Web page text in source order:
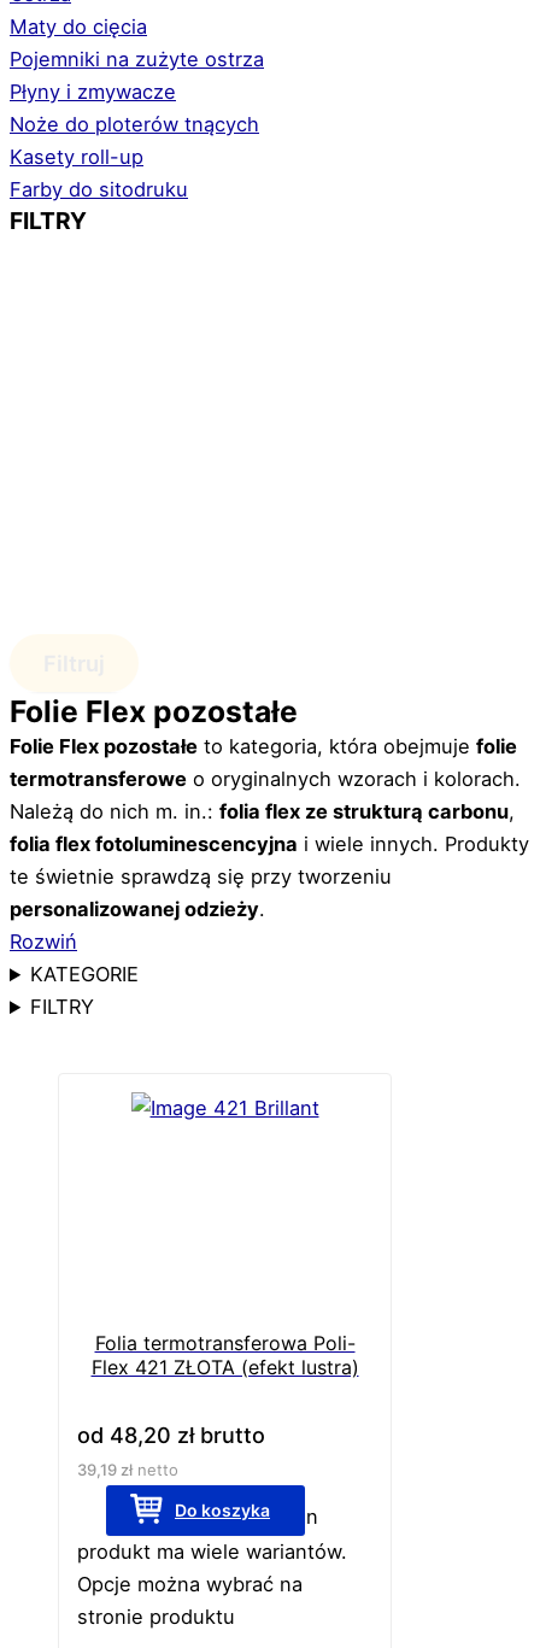
Maty do cięcia
Pojemniki na zużyte ostrza
Płyny i zmywacze
Noże do ploterów tnących
Kasety roll-up
Farby do sitodruku
FILTRY
Folie Flex pozostałe
Folie Flex pozostałe to kategoria, która obejmuje folie
termotransferowe o oryginalnych wzorach i kolorach.
Należą do nich m. in.: folia flex ze strukturą carbonu,
folia flex fotoluminescencyjna i wiele innych. Produkty
te świetnie sprawdzą się przy tworzeniu
personalizowanej odzieży.
Rozwiń
KATEGORIE
FILTRY
Folia termotransferowa Poli-
Flex 421 ZŁOTA (efekt lustra)
od 48,20 złbrutto
39,19 złnetto
Do koszyka
Ten
produkt ma wiele wariantów.
Opcje można wybrać na
stronie produktu